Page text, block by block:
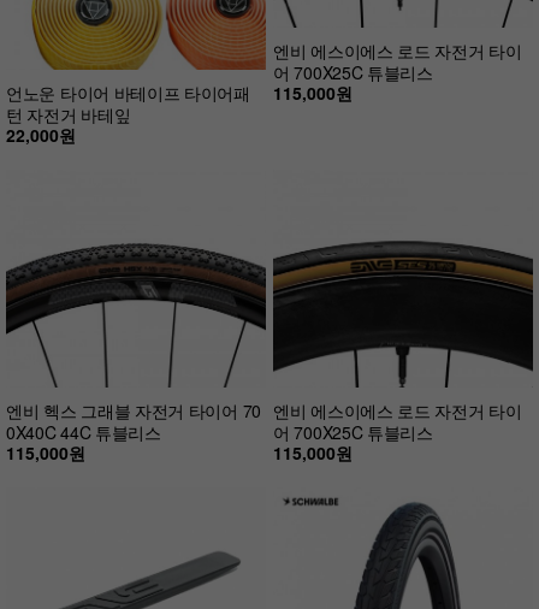
언노운 타이어 바테이프 타이어패
턴 자전거 바테잎
22,000원
엔비 에스이에스 로드 자전거 타이
어 700X25C 튜블리스
115,000원
엔비 헥스 그래블 자전거 타이어 70
0X40C 44C 튜블리스
115,000원
엔비 에스이에스 로드 자전거 타이
어 700X25C 튜블리스
115,000원